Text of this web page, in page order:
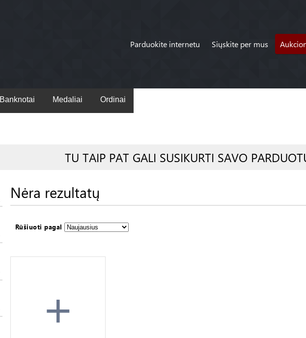
Parduokite internetu Siųskite per mus
Banknotai Medaliai Ordinai
TU TAIP PAT GALI SUSIKURTI SAVO
Nėra rezultatų
Rūšiuoti pagal
+